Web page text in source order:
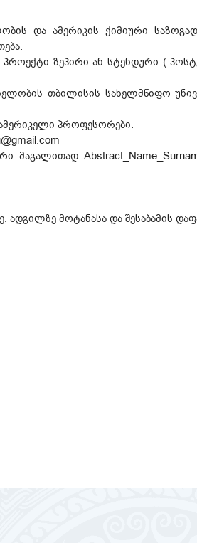
და ამერიკის ქიმიური
ზეპირი ან სტენდური (
თბილისის სახელმწიფო
პროფესორები.
მაგალითად:
მოტანასა და შესაბამის